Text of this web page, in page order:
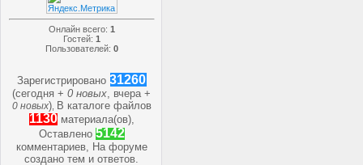
Онлайн всего: 1
Гостей: 1
Пользователей: 0
Зарегистрировано 31260
(сегодня +0 новых, вчера +
0 новых) В каталоге файлов
1130 материала(ов),
Оставлено 5142
комментариев, На форуме
созданотем иответов.